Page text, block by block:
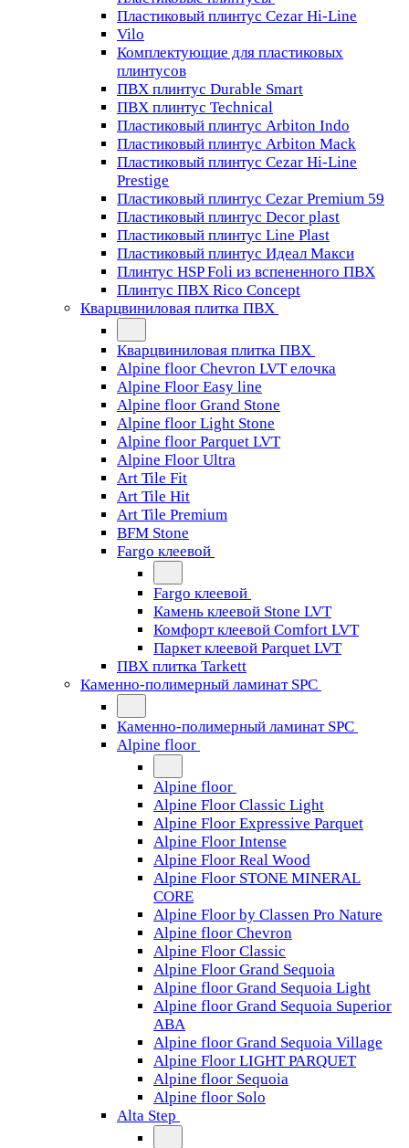
Пластиковый плинтус Cezar Hi-Line
Vilo
Комплектующие для пластиковых
плинтусов
ПВХ плинтус Durable Smart
ПВХ плинтус Technical
Пластиковый плинтус Arbiton Indo
Пластиковый плинтус Arbiton Mack
Пластиковый плинтус Cezar Hi-Line
Prestige
Пластиковый плинтус Cezar Premium 59
Пластиковый плинтус Decor plast
Пластиковый плинтус Line Plast
Пластиковый плинтус Идеал Макси
Плинтус HSP Foli из вспененного ПВХ
Плинтус ПВХ Rico Concept
Кварцвиниловая плитка ПВХ
Кварцвиниловая плитка ПВХ
Alpine floor Chevron LVT елочка
Alpine Floor Easy line
Alpine floor Grand Stone
Alpine floor Light Stone
Alpine floor Parquet LVT
Alpine Floor Ultra
Art Tile Fit
Art Tile Hit
Art Tile Premium
BFM Stone
Fargo клеевой
Fargo клеевой
Камень клеевой Stone LVT
Комфорт клеевой Comfort LVT
Паркет клеевой Parquet LVT
ПВХ плитка Tarkett
Каменно-полимерный ламинат SPC
Каменно-полимерный ламинат SPC
Alpine floor
Alpine floor
Alpine Floor Classic Light
Alpine Floor Expressive Parquet
Alpine Floor Intense
Alpine Floor Real Wood
Alpine Floor STONE MINERAL
CORE
Alpine Floor by Classen Pro Nature
Alpine floor Chevron
Alpine Floor Classic
Alpine Floor Grand Sequoia
Alpine floor Grand Sequoia Light
Alpine floor Grand Sequoia Superior
ABA
Alpine floor Grand Sequoia Village
Alpine Floor LIGHT PARQUET
Alpine floor Sequoia
Alpine floor Solo
Alta Step